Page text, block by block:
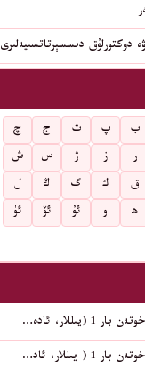
دوكتورلۇق دىسسېرتاتسىيەلىرى
ب پ ت ج
چ
ر ز ژ س
ش
ق ك گ ڭ
ل
ھ و ئۇ ئۆ
ئۈ
1 (يىللار، ئادە…
1 ( يىللار، ئاد…